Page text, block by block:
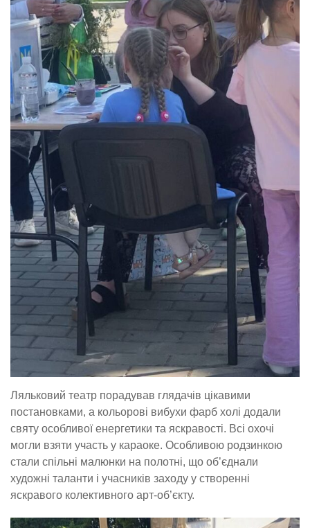
Ляльковий театр порадував глядачів цікавими
постановками, а кольорові вибухи фарб холі додали
святу особливої енергетики та яскравості. Всі охочі
могли взяти участь у караоке. Особливою родзинкою
стали спільні малюнки на полотні, що об’єднали
художні таланти і учасників заходу у створенні
яскравого колективного арт-об’єкту.